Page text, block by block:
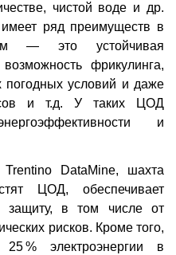
чистой воде и др.
ряд преимуществ в
— это устойчивая
фрикулинга,
погодных условий и даже
и т.д. У таких ЦОД
и
DataMine, шахта
ЦОД, обеспечивает
защиту, в том числе от
рисков. Кроме того,
% электроэнергии в